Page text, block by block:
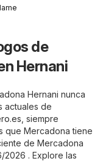
de
Hernani
Hernani nunca
actuales de
, siempre
que Mercadona tiene
de Mercadona
2026 . Explore las